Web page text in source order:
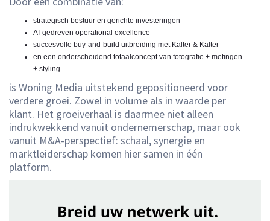
strategisch bestuur en gerichte investeringen
AI-gedreven operational excellence
succesvolle buy-and-build uitbreiding met Kalter & Kalter
en een onderscheidend totaalconcept van fotografie + metingen
+ styling
is Woning Media uitstekend gepositioneerd voor
verdere groei. Zowel in volume als in waarde per
klant. Het groeiverhaal is daarmee niet alleen
indrukwekkend vanuit ondernemerschap, maar ook
vanuit M&A-perspectief: schaal, synergie en
marktleiderschap komen hier samen in één
platform.